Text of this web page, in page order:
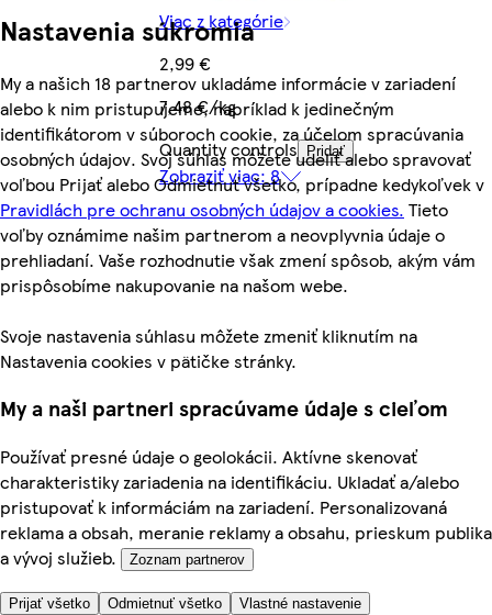
Nastavenia súkromia
My a našich 18 partnerov ukladáme informácie v zariadení
alebo k nim pristupujeme, napríklad k jedinečným
identifikátorom v súboroch cookie, za účelom spracúvania
osobných údajov. Svoj súhlas môžete udeliť alebo spravovať
voľbou Prijať alebo Odmietnuť všetko, prípadne kedykoľvek v
Pravidlách pre ochranu osobných údajov a cookies. Tieto
voľby oznámime našim partnerom a neovplyvnia údaje o
prehliadaní. Vaše rozhodnutie však zmení spôsob, akým vám
prispôsobíme nakupovanie na našom webe.
Svoje nastavenia súhlasu môžete zmeniť kliknutím na
Nastavenia cookies v pätičke stránky.
My a naši partneri spracúvame údaje s cieľom
Používať presné údaje o geolokácii. Aktívne skenovať
charakteristiky zariadenia na identifikáciu. Ukladať a/alebo
pristupovať k informáciám na zariadení. Personalizovaná
reklama a obsah, meranie reklamy a obsahu, prieskum publika
a vývoj služieb.
Zoznam partnerov
Prijať všetko Odmietnuť všetko Vlastné nastavenie
Viac z kategórie
2,99 €
7,48 €/kg
Quantity controls
Pridať
Zobraziť viac: 8